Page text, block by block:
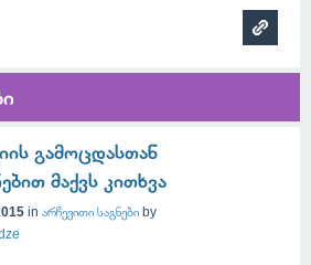
გამოცდასთან
მაქვს კითხვა
in არჩევითი საგნები by